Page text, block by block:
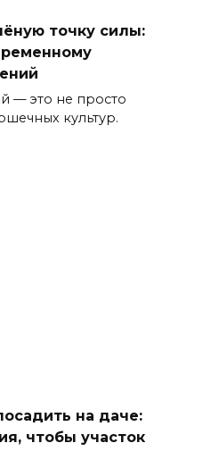
точку силы:
— это не просто
культур.
на даче:
чтобы участок